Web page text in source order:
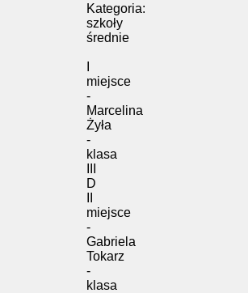
Kategoria:
szkoły
średnie
miejsce
-
Marcelina
Żyła
-
klasa
D
miejsce
-
Gabriela
Tokarz
-
klasa